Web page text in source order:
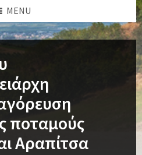
MENU
ποταμούς
Αραπίτσα